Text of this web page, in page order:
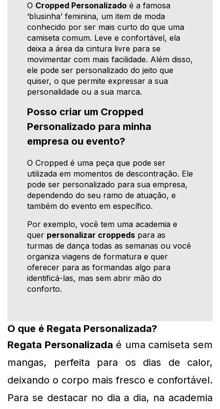
O Cropped Personalizado é a famosa
‘blusinha’ feminina, um item de moda
conhecido por ser mais curto do que uma
camiseta comum. Leve e confortável, ela
deixa a área da cintura livre para se
movimentar com mais facilidade. Além disso,
ele pode ser personalizado do jeito que
quiser, o que permite expressar a sua
personalidade ou a sua marca.
Posso criar um Cropped
Personalizado para minha
empresa ou evento?
O Cropped é uma peça que pode ser
utilizada em momentos de descontração. Ele
pode ser personalizado para sua empresa,
dependendo do seu ramo de atuação, e
também do evento em específico.
Por exemplo, você tem uma academia e
quer personalizar croppeds para as
turmas de dança todas as semanas ou você
organiza viagens de formatura e quer
oferecer para as formandas algo para
identificá-las, mas sem abrir mão do
conforto.
O que é Regata Personalizada?
Regata Personalizada é uma camiseta sem
mangas, perfeita para os dias de calor,
deixando o corpo mais fresco e confortável.
Para se destacar no dia a dia, na academia